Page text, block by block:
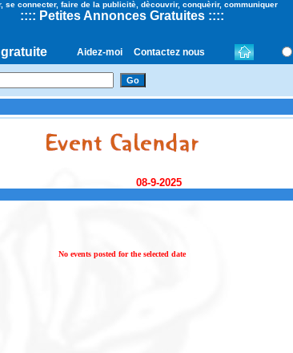
se connecter, faire de la publicitè, dècouvrir, conquèrir, communiquer
:::: Petites Annonces Gratuites ::::
Aidez-moi Contactez nous
08-9-2025
No events posted for the selected date